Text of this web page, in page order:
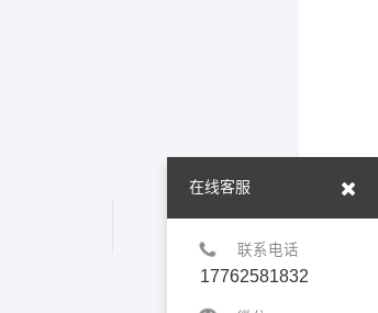
MORE
在线客服
联系电话
17762581832